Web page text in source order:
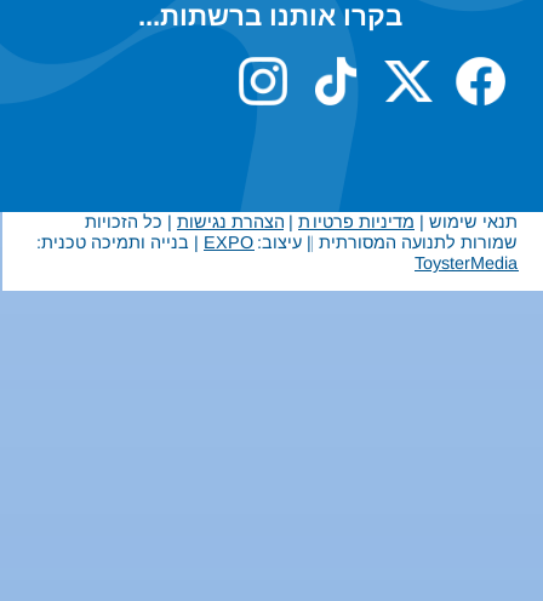
בקרו אותנו ברשתות...
תנאי שימוש |מדיניות פרטיות| הצהרת נגישות | כל הזכויות
שמורות לתנועה המסורתית | עיצוב:EXPO | בנייה ותמיכה טכנית:
ToysterMedia